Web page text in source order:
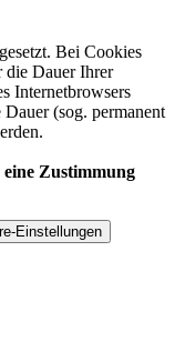
Bei Cookies
die Dauer Ihrer
Internetbrowsers
(sog. permanent
Zustimmung
Einstellungen